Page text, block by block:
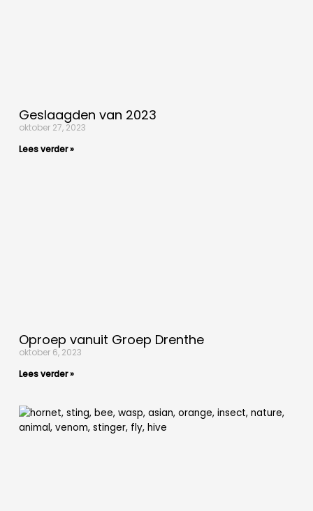
Geslaagden van 2023
oktober 27, 2023
Lees verder »
Oproep vanuit Groep Drenthe
oktober 6, 2023
Lees verder »